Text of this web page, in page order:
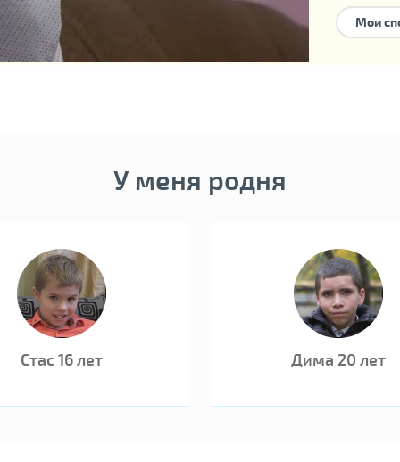
Мои
У меня родня
Стас 16 лет Дима 20 лет